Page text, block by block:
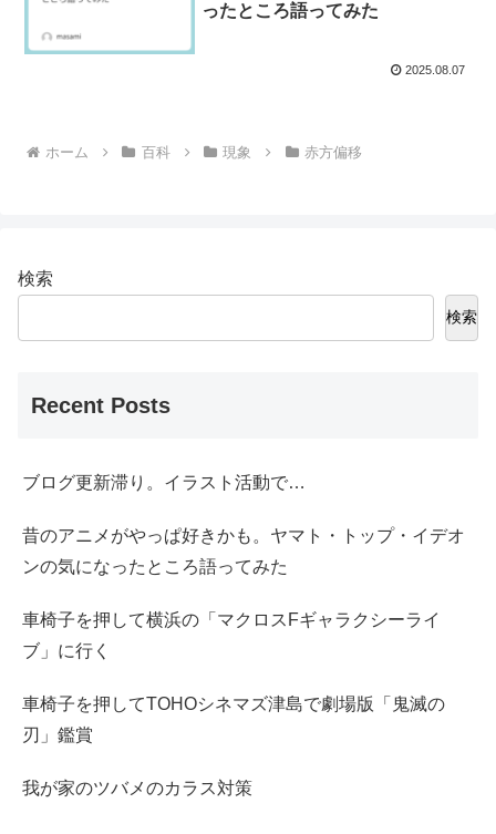
ったところ語ってみた
2025.08.07
ホーム 百科 現象 赤方偏移
検索
検索
Recent Posts
ブログ更新滞り。イラスト活動で…
昔のアニメがやっぱ好きかも。ヤマト・トップ・イデオ
ンの気になったところ語ってみた
車椅子を押して横浜の「マクロスFギャラクシーライ
ブ」に行く
車椅子を押してTOHOシネマズ津島で劇場版「鬼滅の
刃」鑑賞
我が家のツバメのカラス対策